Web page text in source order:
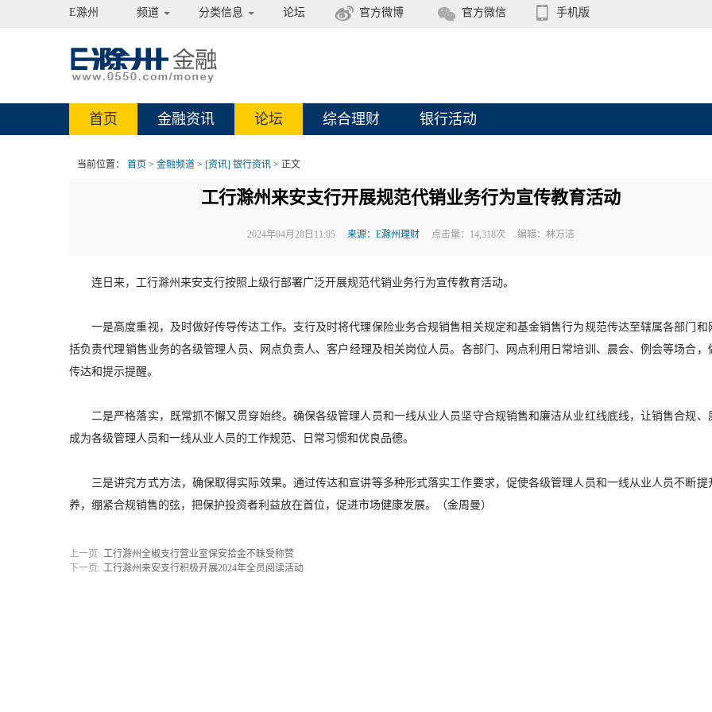
E滁州 频道 分类信息 论坛 官方微博 官方微信 手机版
首页 金融资讯 论坛 综合理财 银行活动
当前位置： 首页 > 金融频道 > [资讯] 银行资讯 > 正文
工行滁州来安支行开展规范代销业务行为宣传教育活动
2024年04月28日11:05 来源：E滁州理财 点击量：14,318次 编辑：林万洁
连日来，工行滁州来安支行按照上级行部署广泛开展规范代销业务行为宣传教育活动。
一是高度重视，及时做好传导传达工作。支行及时将代理保险业务合规销售相关规定和基金销售行为规范传达至辖属各部门和
括负责代理销售业务的各级管理人员、网点负责人、客户经理及相关岗位人员。各部门、网点利用日常培训、晨会、例会等场合，
传达和提示提醒。
二是严格落实，既常抓不懈又贯穿始终。确保各级管理人员和一线从业人员坚守合规销售和廉洁从业红线底线，让销售合规、
成为各级管理人员和一线从业人员的工作规范、日常习惯和优良品德。
三是讲究方式方法，确保取得实际效果。通过传达和宣讲等多种形式落实工作要求，促使各级管理人员和一线从业人员不断提
养，绷紧合规销售的弦，把保护投资者利益放在首位，促进市场健康发展。（金周曼）
上一页: 工行滁州全椒支行营业室保安拾金不昧受称赞
下一页: 工行滁州来安支行积极开展2024年全员阅读活动